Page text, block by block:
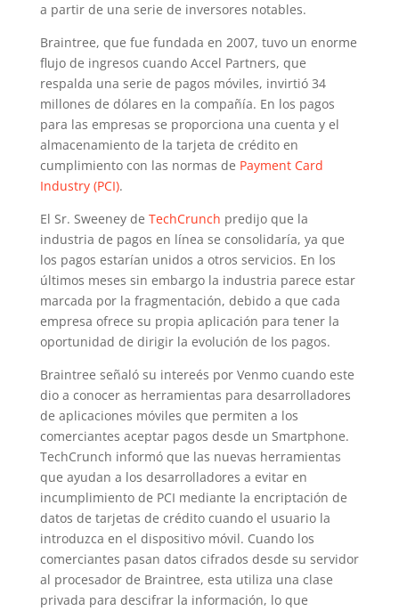
a partir de una serie de inversores notables.
Braintree, que fue fundada en 2007, tuvo un enorme
flujo de ingresos cuando Accel Partners, que
respalda una serie de pagos móviles, invirtió 34
millones de dólares en la compañía. En los pagos
para las empresas se proporciona una cuenta y el
almacenamiento de la tarjeta de crédito en
cumplimiento con las normas de Payment Card
Industry (PCI).
El Sr. Sweeney de TechCrunch predijo que la
industria de pagos en línea se consolidaría, ya que
los pagos estarían unidos a otros servicios. En los
últimos meses sin embargo la industria parece estar
marcada por la fragmentación, debido a que cada
empresa ofrece su propia aplicación para tener la
oportunidad de dirigir la evolución de los pagos.
Braintree señaló su intereés por Venmo cuando este
dio a conocer as herramientas para desarrolladores
de aplicaciones móviles que permiten a los
comerciantes aceptar pagos desde un Smartphone.
TechCrunch informó que las nuevas herramientas
que ayudan a los desarrolladores a evitar en
incumplimiento de PCI mediante la encriptación de
datos de tarjetas de crédito cuando el usuario la
introduzca en el dispositivo móvil. Cuando los
comerciantes pasan datos cifrados desde su servidor
al procesador de Braintree, esta utiliza una clase
privada para descifrar la información, lo que